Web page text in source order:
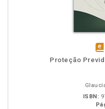
Proteção
ISBN: